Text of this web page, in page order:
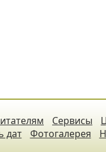
Сервисы
дат
Фотогалерея